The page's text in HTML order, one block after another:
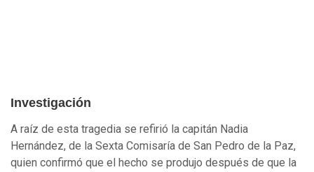
Investigación
A raíz de esta tragedia se refirió la capitán Nadia
Hernández, de la Sexta Comisaría de San Pedro de la Paz,
quien confirmó que el hecho se produjo después de que la